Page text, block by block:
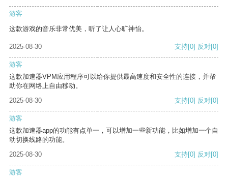
游客
这款游戏的音乐非常优美，听了让人心旷神怡。
2025-08-30 支持[0] 反对[0]
游客
这款加速器VPM应用程序可以给你提供最高速度和安全性的连接，并帮
助你在网络上自由移动。
2025-08-30
支持[0] 反对[0]
游客
这款加速器app的功能有点单一，可以增加一些新功能，比如增加一个自
动切换线路的功能。
2025-08-30
支持[0] 反对[0]
游客